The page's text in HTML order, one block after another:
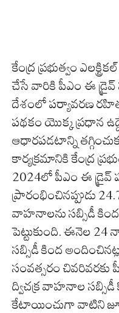
కేంద్ర ప్రభుత్వం
చేసే వారికి పీఎం ఈ డ్రైవ్
దేశంలో పర్యావరణ
పథకం యొక్క ప్రధాన
ఆధారపడటాన్ని
కార్యక్రమానికి కేంద్ర
2024లో పీఎం ఈ డ్రైవ్
ప్రారంభించినప్పుడు 24.7
వాహనాలను సబ్సిడీ కింద
పెట్టుకుంది. ఈనెల
సబ్సిడీ కింద
సంవత్సరం చివరివరకు
ద్విచక్ర వాహనాల సబ్సిడీ
కేటాయించుగా వాటిని